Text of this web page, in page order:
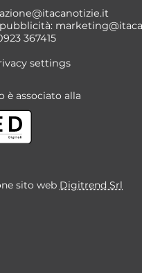
367415
settings
è associato alla
sito web Digitrend Srl